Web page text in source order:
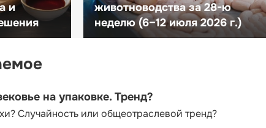
и
животноводства за 28-ю
неделю (6–12 июля 2026 г.)
на упаковке. Тренд?
Случайность или общеотраслевой тренд?